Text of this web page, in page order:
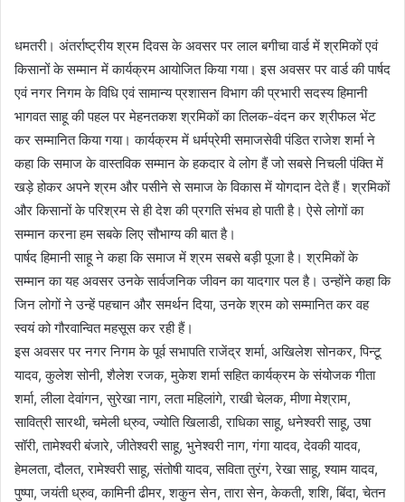
धमतरी। अंतर्राष्ट्रीय श्रम दिवस के अवसर पर लाल बगीचा वार्ड में श्रमिकों एवं
किसानों के सम्मान में कार्यक्रम आयोजित किया गया। इस अवसर पर वार्ड की पार्षद
एवं नगर निगम के विधि एवं सामान्य प्रशासन विभाग की प्रभारी सदस्य हिमानी
भागवत साहू की पहल पर मेहनतकश श्रमिकों का तिलक-वंदन कर श्रीफल भेंट
कर सम्मानित किया गया। कार्यक्रम में धर्मप्रेमी समाजसेवी पंडित राजेश शर्मा ने
कहा कि समाज के वास्तविक सम्मान के हकदार वे लोग हैं जो सबसे निचली पंक्ति में
खड़े होकर अपने श्रम और पसीने से समाज के विकास में योगदान देते हैं। श्रमिकों
और किसानों के परिश्रम से ही देश की प्रगति संभव हो पाती है। ऐसे लोगों का
सम्मान करना हम सबके लिए सौभाग्य की बात है।
पार्षद हिमानी साहू ने कहा कि समाज में श्रम सबसे बड़ी पूजा है। श्रमिकों के
सम्मान का यह अवसर उनके सार्वजनिक जीवन का यादगार पल है। उन्होंने कहा कि
जिन लोगों ने उन्हें पहचान और समर्थन दिया, उनके श्रम को सम्मानित कर वह
स्वयं को गौरवान्वित महसूस कर रही हैं।
इस अवसर पर नगर निगम के पूर्व सभापति राजेंद्र शर्मा, अखिलेश सोनकर, पिन्टू
यादव, कुलेश सोनी, शैलेश रजक, मुकेश शर्मा सहित कार्यक्रम के संयोजक गीता
शर्मा, लीला देवांगन, सुरेखा नाग, लता महिलांगे, राखी चेलक, मीणा मेश्राम,
सावित्री सारथी, चमेली ध्रुव, ज्योति खिलाडी, राधिका साहू, धनेश्वरी साहू, उषा
सॉरी, तामेश्वरी बंजारे, जीतेश्वरी साहू, भुनेश्वरी नाग, गंगा यादव, देवकी यादव,
हेमलता, दौलत, रामेश्वरी साहू, संतोषी यादव, सविता तुरंग, रेखा साहू, श्याम यादव,
पुष्पा, जयंती ध्रुव, कामिनी ढीमर, शकुन सेन, तारा सेन, केकती, शशि, बिंदा, चेतन